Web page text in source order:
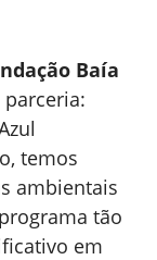
Baía
temos
ambientais
tão
em